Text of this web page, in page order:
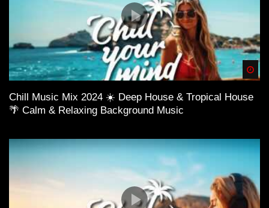
Chill Music Mix 2024 ☀️ Deep House & Tropical House
🌴 Calm & Relaxing Background Music